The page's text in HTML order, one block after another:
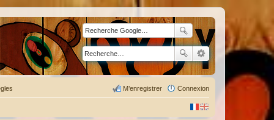
Connexion
M’enregistrer